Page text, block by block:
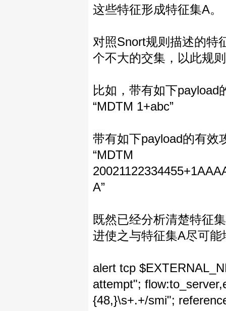
这些特征形成特征集A。
对照Snort规则描述的特
个不大的交集，以此规
比如，带有如下payload
“MDTM 1+abc”
带有如下payload的有效
“MDTM
A”
既然已经分析清楚特征
进使之与特征集A尽可
alert tcp
attempt";
{48,}\s+.+/smi";